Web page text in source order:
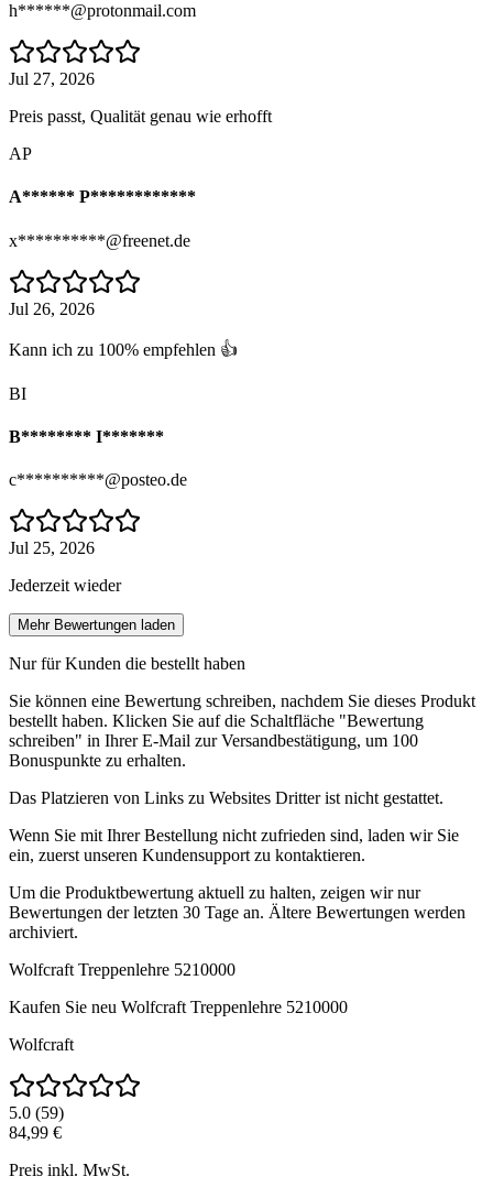
h******@protonmail.com
Jul 27, 2026
Preis passt, Qualität genau wie erhofft
AP
A****** P************
x**********@freenet.de
Jul 26, 2026
Kann ich zu 100% empfehlen 👍
BI
B******** I*******
c**********@posteo.de
Jul 25, 2026
Jederzeit wieder
Mehr Bewertungen laden
Nur für Kunden die bestellt haben
Sie können eine Bewertung schreiben, nachdem Sie dieses Produkt
bestellt haben. Klicken Sie auf die Schaltfläche "Bewertung
schreiben" in Ihrer E-Mail zur Versandbestätigung, um 100
Bonuspunkte zu erhalten.
Das Platzieren von Links zu Websites Dritter ist nicht gestattet.
Wenn Sie mit Ihrer Bestellung nicht zufrieden sind, laden wir Sie
ein, zuerst unseren Kundensupport zu kontaktieren.
Um die Produktbewertung aktuell zu halten, zeigen wir nur
Bewertungen der letzten 30 Tage an. Ältere Bewertungen werden
archiviert.
Wolfcraft Treppenlehre 5210000
Kaufen Sie neu Wolfcraft Treppenlehre 5210000
Wolfcraft
5.0 (59)
84,99 €
Preis inkl. MwSt.